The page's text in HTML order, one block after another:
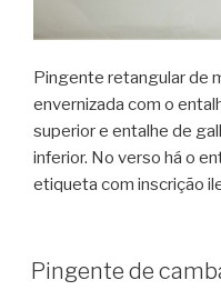
Pingente retangular de
envernizada com o
superior e entalhe de
inferior. No verso há o
etiqueta com inscrição
Pingente de